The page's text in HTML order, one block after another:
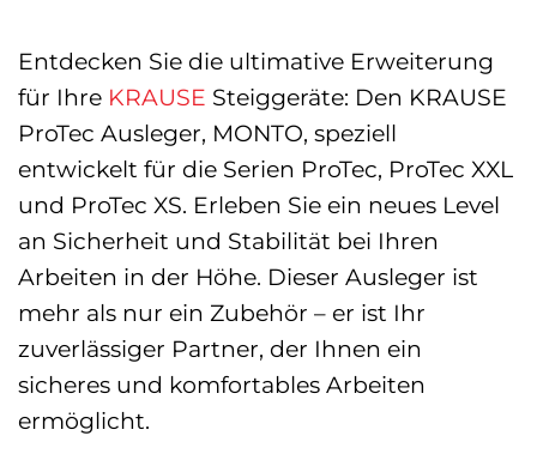
Entdecken Sie die ultimative Erweiterung
für Ihre KRAUSE Steiggeräte: Den KRAUSE
ProTec Ausleger, MONTO, speziell
entwickelt für die Serien ProTec, ProTec XXL
und ProTec XS. Erleben Sie ein neues Level
an Sicherheit und Stabilität bei Ihren
Arbeiten in der Höhe. Dieser Ausleger ist
mehr als nur ein Zubehör – er ist Ihr
zuverlässiger Partner, der Ihnen ein
sicheres und komfortables Arbeiten
ermöglicht.